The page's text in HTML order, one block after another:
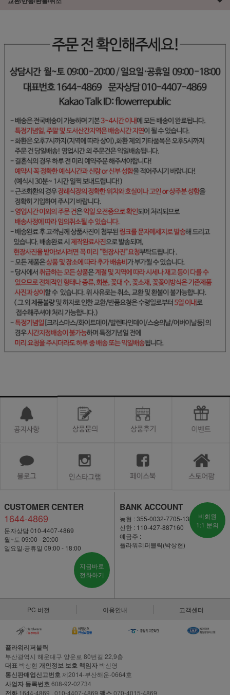
CUSTOMER CENTER
1644-4869
문자상담 010-4407-4869
월~토 09:00 - 20:00
일요일·공휴일 09:00 - 18:00
지금바로
전화하기
BANK ACCOUNT
농협 : 355-0032-7705-13
신한 : 110-427-887160
예금주 :
플라워리퍼블릭(박상현)
비회원
1:1 문의
PC 버전 이용안내 고객센터
플라워리퍼블릭
부산광역시 해운대구 양운로 80번길 22,9층
대표 박상현 개인정보 보호 책임자 박신영
통신판매업신고번호 제2014-부산해운-0664호
사업자 등록번호 608-92-02734
전화 1644-4869 , 010-4407-4869 팩스070-4015-4869